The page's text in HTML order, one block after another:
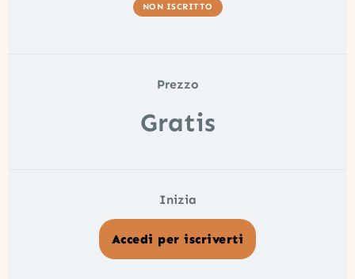
NON ISCRITTO
Prezzo
Gratis
Inizia
Accedi per iscriverti